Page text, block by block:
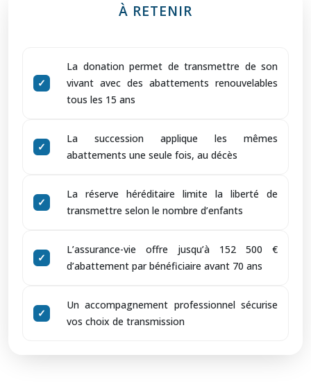
À RETENIR
La donation permet de transmettre de son
vivant avec des abattements renouvelables
tous les 15 ans
La succession applique les mêmes
abattements une seule fois, au décès
La réserve héréditaire limite la liberté de
transmettre selon le nombre d’enfants
L’assurance-vie offre jusqu’à 152 500 €
d’abattement par bénéficiaire avant 70 ans
Un accompagnement professionnel sécurise
vos choix de transmission